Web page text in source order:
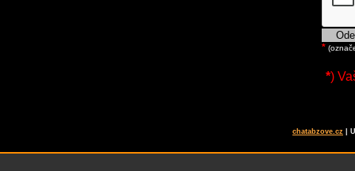
*
*)
chatabzove.cz |